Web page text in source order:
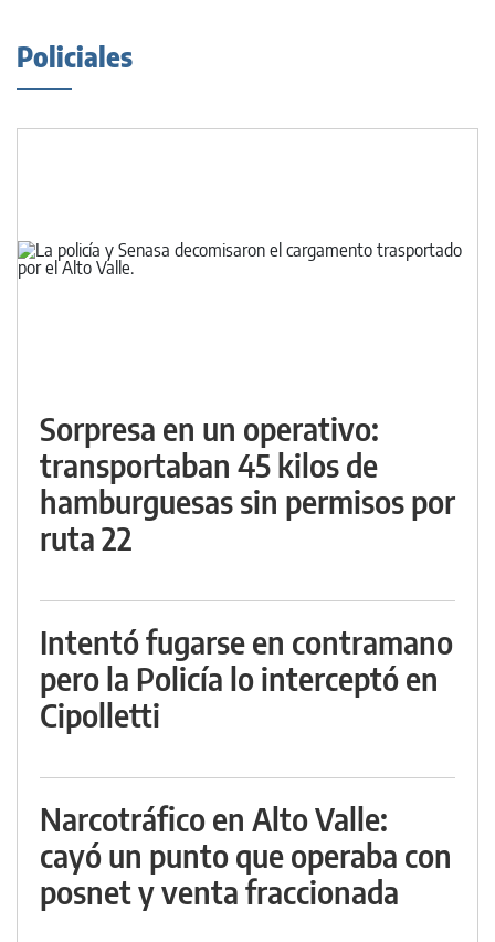
Policiales
Sorpresa en un operativo:
transportaban 45 kilos de
hamburguesas sin permisos por
ruta 22
Intentó fugarse en contramano
pero la Policía lo interceptó en
Cipolletti
Narcotráfico en Alto Valle:
cayó un punto que operaba con
posnet y venta fraccionada